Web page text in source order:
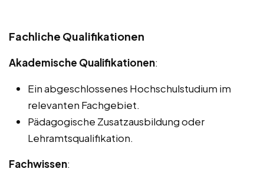
Fachliche Qualifikationen
Akademische Qualifikationen:
Ein abgeschlossenes Hochschulstudium im
relevanten Fachgebiet.
Pädagogische Zusatzausbildung oder
Lehramtsqualifikation.
Fachwissen: